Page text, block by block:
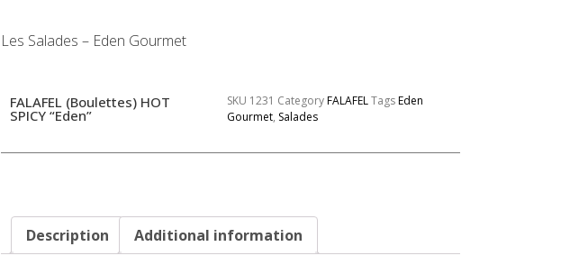
Les Salades – Eden Gourmet
FALAFEL (Boulettes) HOT
SPICY “Eden”
SKU 1231 CategoryFALAFELTagsEden
Gourmet, Salades
Description Additional information